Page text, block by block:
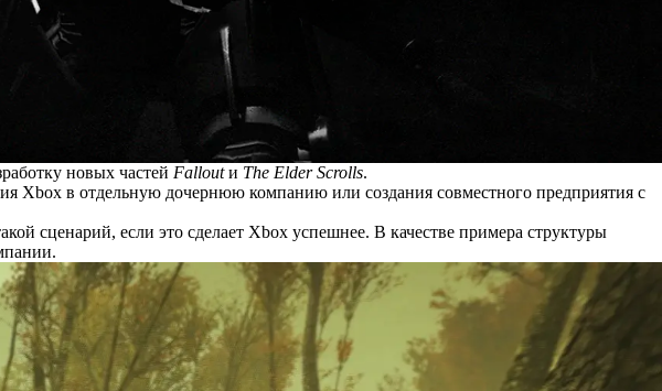
новых частей Falloutи The Elder Scrolls.
Xbox в отдельную дочернюю компанию или создания совместного предприятия с
сценарий, если это сделает Xbox успешнее. В качестве примера структуры